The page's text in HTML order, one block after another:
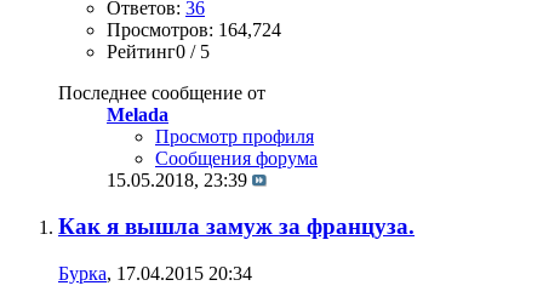
Ответов: 36
Просмотров: 164,724
Рейтинг0 / 5
Последнее сообщение от
Melada
Просмотр профиля
Сообщения форума
15.05.2018, 23:39
Как я вышла замуж за француза.
Бурка, 17.04.2015 20:34